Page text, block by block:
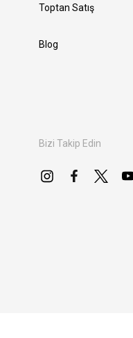
Toptan Satış
Blog
Bizi Takip Edin